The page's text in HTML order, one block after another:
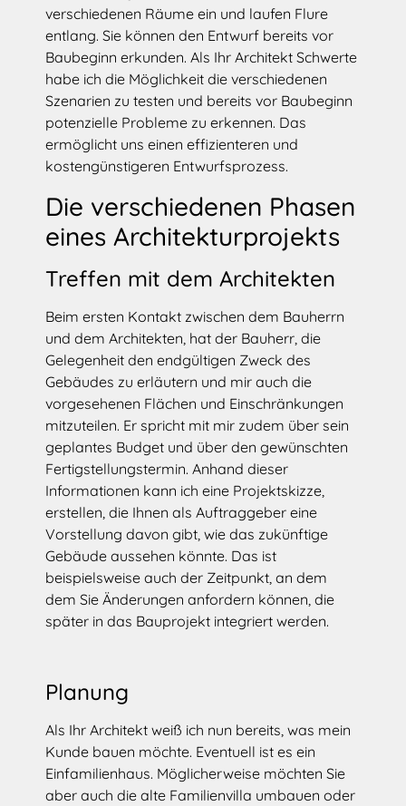
verschiedenen Räume ein und laufen Flure
entlang. Sie können den Entwurf bereits vor
Baubeginn erkunden. Als Ihr Architekt Schwerte
habe ich die Möglichkeit die verschiedenen
Szenarien zu testen und bereits vor Baubeginn
potenzielle Probleme zu erkennen. Das
ermöglicht uns einen effizienteren und
kostengünstigeren Entwurfsprozess.
Die verschiedenen Phasen
eines Architekturprojekts
Treffen mit dem Architekten
Beim ersten Kontakt zwischen dem Bauherrn
und dem Architekten, hat der Bauherr, die
Gelegenheit den endgültigen Zweck des
Gebäudes zu erläutern und mir auch die
vorgesehenen Flächen und Einschränkungen
mitzuteilen. Er spricht mit mir zudem über sein
geplantes Budget und über den gewünschten
Fertigstellungstermin. Anhand dieser
Informationen kann ich eine Projektskizze,
erstellen, die Ihnen als Auftraggeber eine
Vorstellung davon gibt, wie das zukünftige
Gebäude aussehen könnte. Das ist
beispielsweise auch der Zeitpunkt, an dem
dem Sie Änderungen anfordern können, die
später in das Bauprojekt integriert werden.
Planung
Als Ihr Architekt weiß ich nun bereits, was mein
Kunde bauen möchte. Eventuell ist es ein
Einfamilienhaus. Möglicherweise möchten Sie
aber auch die alte Familienvilla umbauen oder